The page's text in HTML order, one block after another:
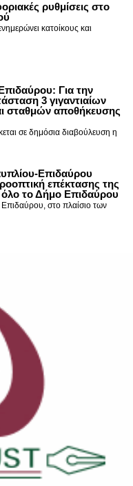
ρυθμίσεις στο
κατοίκους και
Για την
3 γιγαντιαίων
σταθμών αποθήκευσης
σε δημόσια διαβούλευση η
Επιδαύρου
επέκτασης της
το Δήμο Επιδαύρου
στο πλαίσιο των